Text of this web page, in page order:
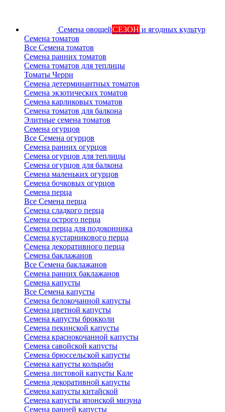
Семена овощейСЕЗОН и ягодных культур
Семена томатов
Все Семена томатов
Семена ранних томатов
Семена томатов для теплицы
Томаты Черри
Семена детерминантных томатов
Семена экзотических томатов
Семена карликовых томатов
Семена томатов для балкона
Элитные семена томатов
Семена огурцов
Все Семена огурцов
Семена ранних огурцов
Семена огурцов для теплицы
Семена огурцов для балкона
Семена маленьких огурцов
Семена бочковых огурцов
Семена перца
Все Семена перца
Семена сладкого перца
Семена острого перца
Семена перца для подоконника
Семена кустарникового перца
Семена декоративного перца
Семена баклажанов
Все Семена баклажанов
Семена ранних баклажанов
Семена капусты
Все Семена капусты
Семена белокочанной капусты
Семена цветной капусты
Семена капусты брокколи
Семена пекинской капусты
Семена краснокочанной капусты
Семена савойской капусты
Семена брюссельской капусты
Семена капусты кольраби
Семена листовой капусты Кале
Семена декоративной капусты
Семена капусты китайской
Семена капусты японской мизуна
Семена ранней капусты